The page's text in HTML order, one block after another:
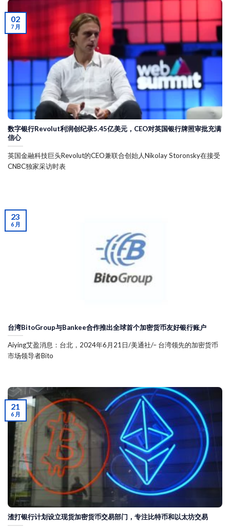
数字银行Revolut利润创纪录5.45亿美元，CEO对英国银行牌照审批充满
信心
英国金融科技巨头Revolut的CEO兼联合创始人Nikolay Storonsky在接受
CNBC独家采访时表
02
7 月
台湾BitoGroup与Bankee合作推出全球首个加密货币友好银行账户
Aiying艾盈消息：台北，2024年6月21日/美通社/– 台湾领先的加密货币
市场领导者Bito
23
6 月
渣打银行计划设立现货加密货币交易部门，专注比特币和以太坊交易
21
6 月